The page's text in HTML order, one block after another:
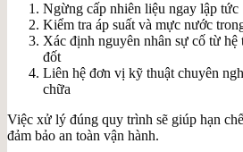
Ngừng cấp nhiên liệu ngay lập tức
Kiểm tra áp suất và mực nước
Xác định nguyên nhân sự cố từ hệ
đốt
Liên hệ đơn vị kỹ thuật chuyên
chữa
Việc xử lý đúng quy trình sẽ giúp hạn
đảm bảo an toàn vận hành.